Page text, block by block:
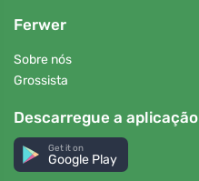
Ferwer
Sobre nós
Grossista
Descarregue a aplicação
Get it on
Google Play